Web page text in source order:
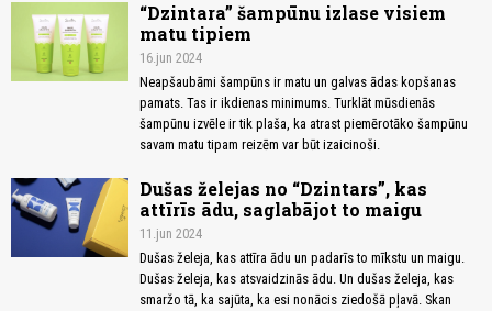
“Dzintara” šampūnu izlase visiem
matu tipiem
16.jun 2024
Neapšaubāmi šampūns ir matu un galvas ādas kopšanas
pamats. Tas ir ikdienas minimums. Turklāt mūsdienās
šampūnu izvēle ir tik plaša, ka atrast piemērotāko šampūnu
savam matu tipam reizēm var būt izaicinoši.
Dušas želejas no “Dzintars”, kas
attīrīs ādu, saglabājot to maigu
11.jun 2024
Dušas želeja, kas attīra ādu un padarīs to mīkstu un maigu.
Dušas želeja, kas atsvaidzinās ādu. Un dušas želeja, kas
smaržo tā, ka sajūta, ka esi nonācis ziedošā pļavā. Skan